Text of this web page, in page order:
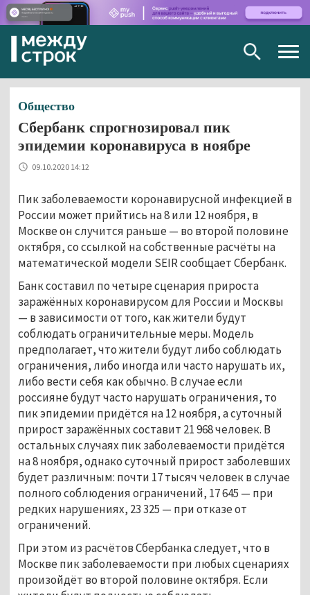
Общество
Сбербанк спрогнозировал пик
эпидемии коронавируса в ноябре
09.10.2020 14:12
Пик заболеваемости коронавирусной инфекцией в
России может прийтись на 8 или 12 ноября, в
Москве он случится раньше — во второй половине
октября, со ссылкой на собственные расчёты на
математической модели SEIR сообщает Сбербанк.
Банк составил по четыре сценария прироста
заражённых коронавирусом для России и Москвы
— в зависимости от того, как жители будут
соблюдать ограничительные меры. Модель
предполагает, что жители будут либо соблюдать
ограничения, либо иногда или часто нарушать их,
либо вести себя как обычно. В случае если
россияне будут часто нарушать ограничения, то
пик эпидемии придётся на 12 ноября, а суточный
прирост заражённых составит 21 968 человек. В
остальных случаях пик заболеваемости придётся
на 8 ноября, однако суточный прирост заболевших
будет различным: почти 17 тысяч человек в случае
полного соблюдения ограничений, 17 645 — при
редких нарушениях, 23 325 — при отказе от
ограничений.
При этом из расчётов Сбербанка следует, что в
Москве пик заболеваемости при любых сценариях
произойдёт во второй половине октября. Если